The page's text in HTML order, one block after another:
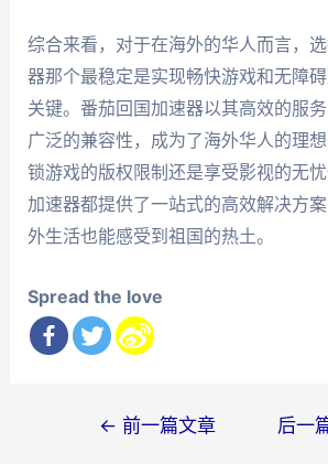
综合来看，对于在海外的华人而言，
器那个最稳定是实现畅快游戏和无障
关键。番茄回国加速器以其高效的服
广泛的兼容性，成为了海外华人的理
锁游戏的版权限制还是享受影视的无
加速器都提供了一站式的高效解决方
外生活也能感受到祖国的热土。
Spread the love
← 前一篇文章 后一